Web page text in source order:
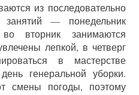
из последовательно
— понедельник
вторник занимаются
лепкой, в четверг
в мастерстве
генеральной уборки.
смены погоды, поэтому